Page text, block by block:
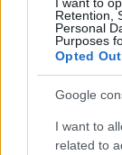
Retention,
Personal
Purposes
Opted Out
Google
I want to
related to
A Konyhafőnök VIP
2018. november
Liba vagy